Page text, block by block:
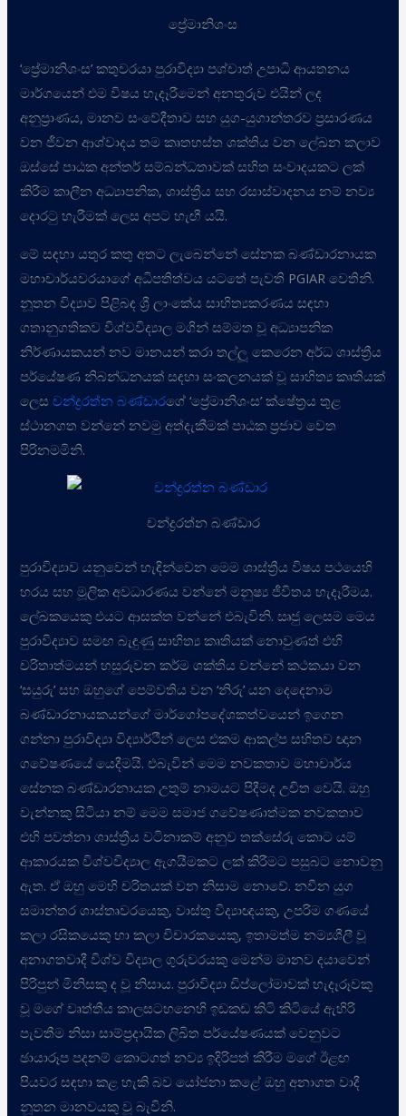
ප්‍රේමානිශංස
‘ප්‍රේමානිශංස’ කතුවරයා පුරාවිද්‍යා පශ්චාත් උපාධි ආයතනය
මාර්ගයෙන් එම විෂය හැදෑරීමෙන් අනතුරුව එයින් ලද
අනුප්‍රාණය, මානව සංවේදීතාව සහ යුග-යුගාන්තරව ප්‍රසාරණය
වන ජීවන ආශ්වාදය තම කෘතහස්ත ශක්තිය වන ලේඛන කලාව
ඔස්සේ පාඨක අන්තර් සම්බන්ධතාවක් සහිත සංවාදයකට ලක්
කිරීම කාලීන අධ්‍යාපනික, ශාස්ත්‍රීය සහ රසාස්වාදනය නම් නව්‍ය
දොරටු හැරීමක් ලෙස අපට හැඟී යයි.
මේ සඳහා යතුර කතු අතට ලැබෙන්නේ සේනක බණ්ඩාරනායක
මහාචාර්යවරයාගේ අධිපතිත්වය යටතේ පැවති PGIAR වෙතිනි.
නූතන විද්‍යාව පිළිබඳ ශ්‍රී ලාංකේය සාහිත්‍යකරණය සඳහා
ගතානුගතිකව විශ්වවිද්‍යාල මගින් සම්මත වූ අධ්‍යාපනික
නිර්ණායකයන් නව මානයන් කරා තල්ලූ කෙරෙන අර්ධ ශාස්ත්‍රීය
පර්යේෂණ නිබන්ධනයක් සඳහා සංකලනයක් වූ සාහිත්‍ය කෘතියක්
ලෙසචන්ද්‍රරත්න බණ්ඩාරගේ ‘ප්‍රේමානිශංස’ ක්ෂේත්‍රය තුළ
ස්ථානගත වන්නේ නවමු අත්දැකීමක් පාඨක ප්‍රජාව වෙත
පිරිනමමිනි.
චන්ද්‍රරත්න බණ්ඩාර
පුරාවිද්‍යාව යනුවෙන් හැඳින්වෙන මෙම ශාස්ත්‍රීය විෂය පථයෙහි
හරය සහ මූලික අවධාරණය වන්නේ මනුෂ්‍ය ජීවිතය හැදෑරීමය.
ලේඛකයෙකු එයට ආසක්ත වන්නේ එබැවිනි. ඍජු ලෙසම මෙය
පුරාවිද්‍යාව සමඟ බැඳුණු සාහිත්‍ය කෘතියක් නොවුණත් එහි
චරිතාත්මයන් හසුරුවන කර්ම ශක්තිය වන්නේ කථකයා වන
‘සයුරු’ සහ ඔහුගේ පෙම්වතිය වන ‘නිරු’ යන දෙදෙනාම
බණ්ඩාරනායකයන්ගේ මාර්ගෝපදේශකත්වයෙන් ඉගෙන
ගන්නා පුරාවිද්‍යා විද්‍යාර්ථීන් ලෙස එකම ආකල්ප සහිතව ඥාන
ගවේෂණයේ යෙදීමයි. එබැවින් මෙම නවකතාව මහාචාර්ය
සේනක බණ්ඩාරනායක උතුම් නාමයට පිදීමද උචිත වෙයි. ඔහු
වැන්නකු සිටියා නම් මෙම සමාජ ගවේෂණාත්මක නවකතාව
එහි පවත්නා ශාස්ත්‍රීය වටිනාකම් අනුව තක්සේරු කොට යම්
ආකාරයක විශ්වවිද්‍යාල ඇගයීමකට ලක් කිරීමට පසුබට නොවනු
ඇත. ඒ ඔහු මෙහි චරිතයක් වන නිසාම නොවේ. නවීන යුග
සමාන්තර ශාස්තෘවරයෙකු, වාස්තු විද්‍යාඥයකු, උපරිම ගණයේ
කලා රසිකයෙකු හා කලා විචාරකයෙකු, ඉතාමත්ම නම්‍යශීලී වූ
අනාගතවාදී විශ්ව විද්‍යාල ගුරුවරයකු මෙන්ම මානව දයාවෙන්
පිරිපුන් මිනිසකු ද වූ නිසාය. පුරාවිද්‍යා ඩිප්ලෝමාවක් හැදෑරූවකු
වූ මගේ වෘත්තීය කාලසටහනෙහි ඉඩකඩ කිටි කිටියේ ඇහිරි
පැවතීම නිසා සාම්ප්‍රදායික ලිඛිත පර්යේෂණයක් වෙනුවට
ඡායාරූප පදනම් කොටගත් නව්‍ය ඉදිරිපත් කිරීම මගේ ඊළඟ
පියවර සඳහා කළ හැකි බව යෝජනා කළේ ඔහු අනාගත වාදී
නූතන මානවයකු වූ බැවිනි.